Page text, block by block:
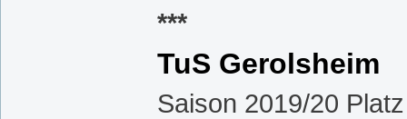
***
TuS Gerolsheim
Saison 2019/20